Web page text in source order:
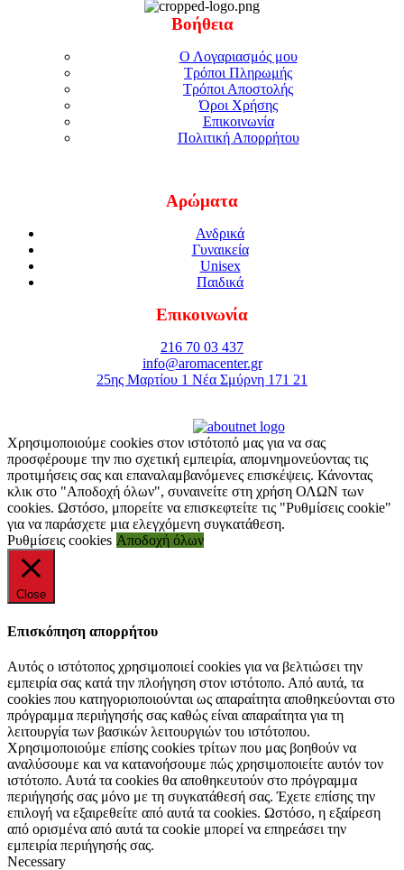
Βοήθεια
Ο Λογαριασμός μου
Τρόποι Πληρωμής
Τρόποι Αποστολής
Όροι Χρήσης
Επικοινωνία
Πολιτική Απορρήτου
Αρώματα
Ανδρικά
Γυναικεία
Unisex
Παιδικά
Επικοινωνία
216 70 03 437
info@aromacenter.gr
25ης Μαρτίου 1 Νέα Σμύρνη 171 21
Χρησιμοποιούμε cookies στον ιστότοπό μας για να σας
προσφέρουμε την πιο σχετική εμπειρία, απομνημονεύοντας τις
προτιμήσεις σας και επαναλαμβανόμενες επισκέψεις. Κάνοντας
κλικ στο "Αποδοχή όλων", συναινείτε στη χρήση ΟΛΩΝ των
cookies. Ωστόσο, μπορείτε να επισκεφτείτε τις "Ρυθμίσεις cookie"
για να παράσχετε μια ελεγχόμενη συγκατάθεση.
Ρυθμίσεις cookies Αποδοχή όλων
Close
Επισκόπηση απορρήτου
Αυτός ο ιστότοπος χρησιμοποιεί cookies για να βελτιώσει την
εμπειρία σας κατά την πλοήγηση στον ιστότοπο. Από αυτά, τα
cookies που κατηγοριοποιούνται ως απαραίτητα αποθηκεύονται στο
πρόγραμμα περιήγησής σας καθώς είναι απαραίτητα για τη
λειτουργία των βασικών λειτουργιών του ιστότοπου.
Χρησιμοποιούμε επίσης cookies τρίτων που μας βοηθούν να
αναλύσουμε και να κατανοήσουμε πώς χρησιμοποιείτε αυτόν τον
ιστότοπο. Αυτά τα cookies θα αποθηκευτούν στο πρόγραμμα
περιήγησής σας μόνο με τη συγκατάθεσή σας. Έχετε επίσης την
επιλογή να εξαιρεθείτε από αυτά τα cookies. Ωστόσο, η εξαίρεση
από ορισμένα από αυτά τα cookie μπορεί να επηρεάσει την
εμπειρία περιήγησής σας.
Necessary